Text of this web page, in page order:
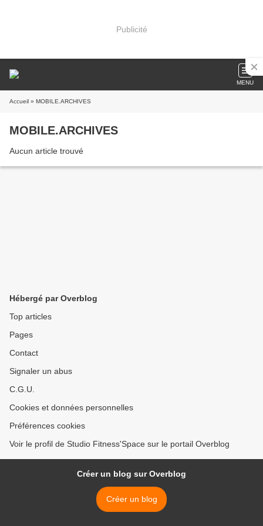
Publicité
MENU
Accueil » MOBILE.ARCHIVES
MOBILE.ARCHIVES
Aucun article trouvé
Hébergé par Overblog
Top articles
Pages
Contact
Signaler un abus
C.G.U.
Cookies et données personnelles
Préférences cookies
Voir le profil de Studio Fitness'Space sur le portail Overblog
Créer un blog sur Overblog
Créer un blog